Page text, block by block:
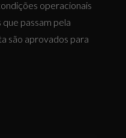
operacionais
passam pela
são aprovados para